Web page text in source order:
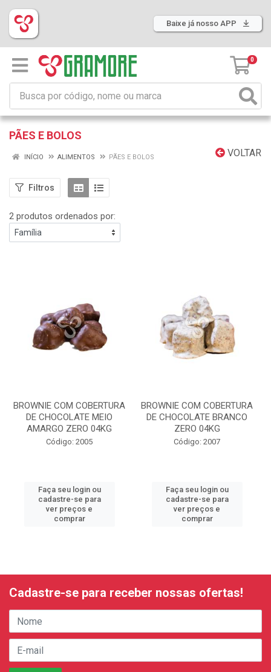
Baixe já nosso APP
0
PÃES E BOLOS
VOLTAR
INÍCIO ALIMENTOS PÃES E BOLOS
Filtros
2 produtos ordenados por:
BROWNIE COM COBERTURA
DE CHOCOLATE MEIO
AMARGO ZERO 04KG
Código: 2005
Faça seu login ou
cadastre-se para
ver preços e
comprar
BROWNIE COM COBERTURA
DE CHOCOLATE BRANCO
ZERO 04KG
Código: 2007
Faça seu login ou
cadastre-se para
ver preços e
comprar
Cadastre-se para receber nossas ofertas!